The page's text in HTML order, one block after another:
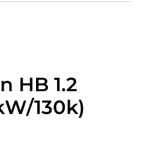
HB 1.2
130k)